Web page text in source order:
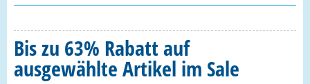
Bis zu 63% Rabatt auf
ausgewählte Artikel im Sale